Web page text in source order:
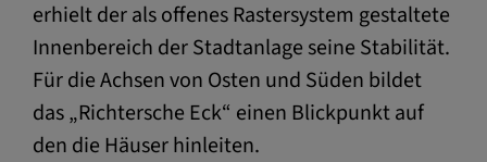
erhielt der als offenes Rastersystem gestaltete
Innenbereich der Stadtanlage seine Stabilität.
Für die Achsen von Osten und Süden bildet
das „Richtersche Eck“ einen Blickpunkt auf
den die Häuser hinleiten.